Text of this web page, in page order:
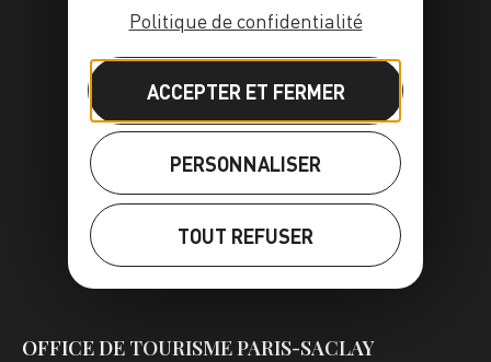
OFFICE DE TOURISME PARIS-SACLAY
Politique de confidentialité
ACCEPTER ET FERMER
PERSONNALISER
TOUT REFUSER